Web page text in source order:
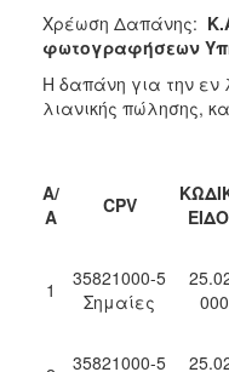
ΔΗΜΟΤΗΣ
ΗΡΑΚΛΕΙΟ
Χρέωση Δαπάνης:
φωτογραφήσεων
Η δαπάνη για την εν
λιανικής πώλησης,
Α/
Α
CPV
1
35821000-5
Σημαίες
35821000-5